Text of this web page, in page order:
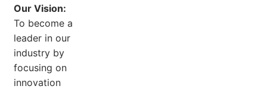
Our Vision:
To become a
leader in our
industry by
focusing on
innovation